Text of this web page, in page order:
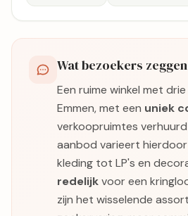
Wat bezoekers zeggen
Een ruime winkel met
Emmen, met een uniek
verkoopruimtes
aanbod varieert
kleding tot LP's en
redelijkvoor een
zijn het wisselende